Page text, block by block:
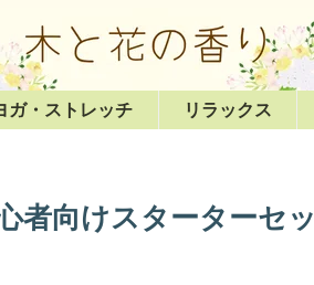
ガ・ストレッチ リラックス
者向けスターターセッ